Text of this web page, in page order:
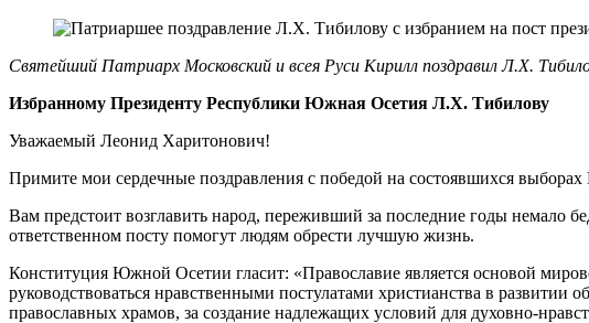
Святейший Патриарх Московский и всея Руси Кирилл поздравил Л.Х.
Избранному Президенту Республики Южная Осетия Л.Х. Тибилову
Уважаемый Леонид Харитонович!
Примите мои сердечные поздравления с победой на состоявшихся
Вам предстоит возглавить народ, переживший за последние годы
ответственном посту помогут людям обрести лучшую жизнь.
Конституция Южной Осетии гласит: «Православие является основой
руководствоваться нравственными постулатами христианства в
православных храмов, за создание надлежащих условий для духовно-